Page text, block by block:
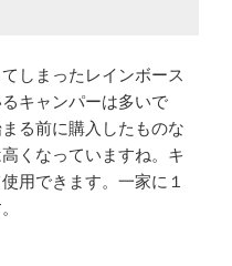
しまったレインボース
キャンパーは多いで
る前に購入したものな
くなっていますね。キ
用できます。一家に１